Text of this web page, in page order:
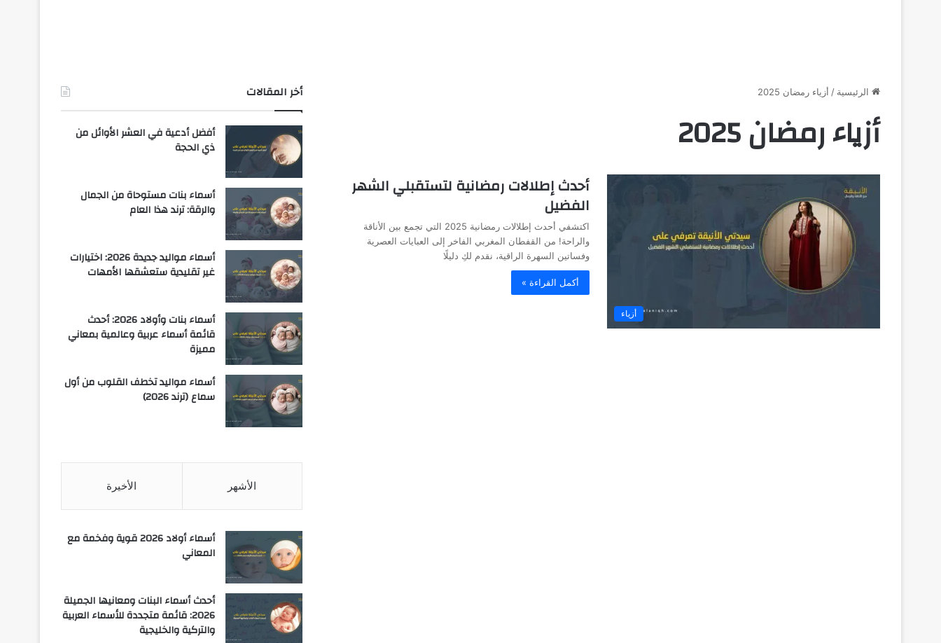
الرئيسية / أزياء رمضان 2025
أزياء رمضان 2025
أزياء
أحدث إطلالات رمضانية لتستقبلي الشهر
الفضيل
اكتشفي أحدث إطلالات رمضانية 2025 التي تجمع بين الأناقة
والراحة! من القفطان المغربي الفاخر إلى العبايات العصرية
وفساتين السهرة الراقية، نقدم لكِ دليلًا
أكمل القراءة »
أخر المقالات
أفضل أدعية في العشر الأوائل من
ذي الحجة
أسماء بنات مستوحاة من الجمال
والرقة: ترند هذا العام
أسماء مواليد جديدة 2026: اختيارات
غير تقليدية ستعشقها الأمهات
أسماء بنات وأولاد 2026: أحدث
قائمة أسماء عربية وعالمية بمعاني
مميزة
أسماء مواليد تخطف القلوب من أول
سماع (ترند 2026)
الأشهر الأخيرة
أسماء أولاد 2026 قوية وفخمة مع
المعاني
أحدث أسماء البنات ومعانيها الجميلة
2026: قائمة متجددة للأسماء العربية
والتركية والخليجية